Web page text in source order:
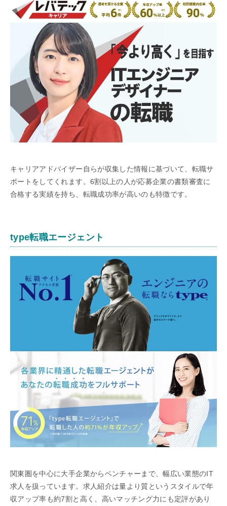
キャリアアドバイザー自らが収集した情報に基づいて、転職サ
ポートをしてくれます。6割以上の人が応募企業の書類審査に
合格する実績を持ち、転職成功率が高いのも特徴です。
type転職エージェント
関東圏を中心に大手企業からベンチャーまで、幅広い業態のIT
求人を扱っています。求人紹介は量より質というスタイルで年
収アップ率も約7割と高く、高いマッチング力にも定評があり